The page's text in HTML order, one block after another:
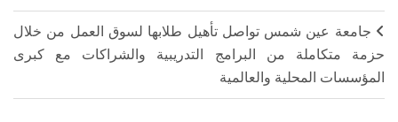
جامعة عين شمس تواصل تأهيل طلابها لسوق العمل من خلال
حزمة متكاملة من البرامج التدريبية والشراكات مع كبرى
المؤسسات المحلية والعالمية